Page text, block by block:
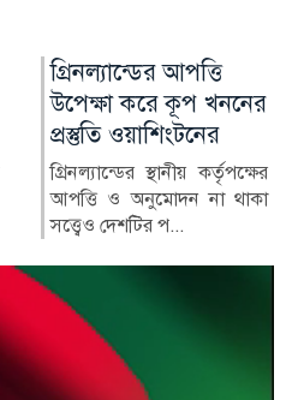
রাশিয়া-ইউক্রেন
পাল্টাপাল্টি হামলায়
নিহত ৩, আহত ১০
রাশিয়া ও ইউক্রেনের মধ্যে
শনিবার রাতভর পাল্টাপাল্টি
হামলায় অন্তত তিনজন নিহত